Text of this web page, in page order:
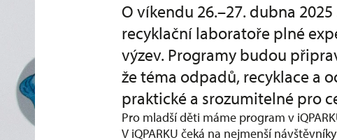
O víkendu 26.–27. dubna
recyklační laboratoře plné
výzev. Programy budou
že téma odpadů, recyklace a
praktické a srozumitelné pro
Pro mladší děti máme program v
V iQPARKU čeká na nejmenší